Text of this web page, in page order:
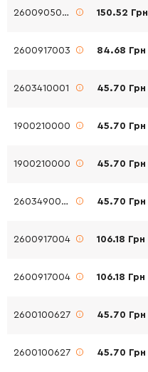
2600905032 150.52 Грн
2600917003 84.68 Грн
2603410001 45.70 Грн
1900210000 45.70 Грн
1900210000 45.70 Грн
2603490024 45.70 Грн
2600917004 106.18 Грн
2600917004 106.18 Грн
2600100627 45.70 Грн
2600100627 45.70 Грн